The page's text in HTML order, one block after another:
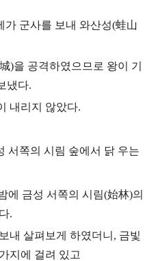
가 군사를 보내 와산성(蛙山
)을 공격하였으므로 왕이 기
냈다.
내리지 않았다.
서쪽의 시림 숲에서 닭 우는
에 금성 서쪽의 시림(始林)의
.
내 살펴보게 하였더니, 금빛
지에 걸려 있고